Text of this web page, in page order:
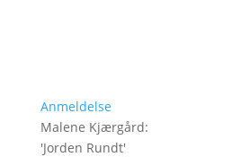
Anmeldelse
Malene Kjærgård:
'Jorden Rundt'